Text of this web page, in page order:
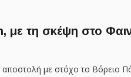
με τη σκέψη στο
αποστολή με στόχο το Βόρειο